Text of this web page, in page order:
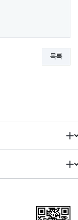
목록